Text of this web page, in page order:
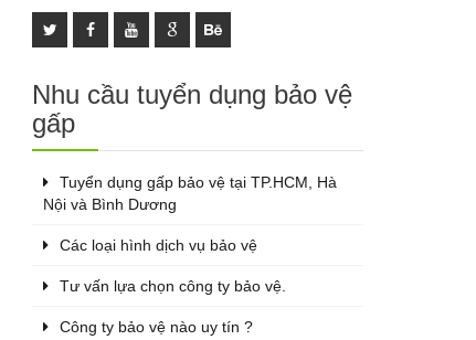
Nhu cầu tuyển dụng bảo vệ
gấp
Tuyển dụng gấp bảo vệ tại TP.HCM, Hà
Nội và Bình Dương
Các loại hình dịch vụ bảo vệ
Tư vấn lựa chọn công ty bảo vệ.
Công ty bảo vệ nào uy tín ?